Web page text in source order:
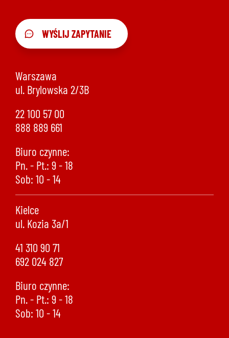
WYŚLIJ ZAPYTANIE
Warszawa
ul. Brylowska 2/3B
22 100 57 00
888 889 661
Biuro czynne:
Pn. - Pt.: 9 - 18
Sob: 10 - 14
Kielce
ul. Kozia 3a/1
41 310 90 71
692 024 827
Biuro czynne:
Pn. - Pt.: 9 - 18
Sob: 10 - 14